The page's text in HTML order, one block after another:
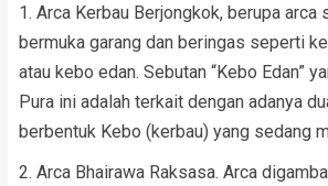
Arca Kerbau Berjongkok, berupa arca
bermuka garang dan beringas seperti
atau kebo edan. Sebutan “Kebo Edan”
Pura ini adalah terkait dengan adanya
berbentuk Kebo (kerbau) yang sedang
Arca Bhairawa Raksasa. Arca